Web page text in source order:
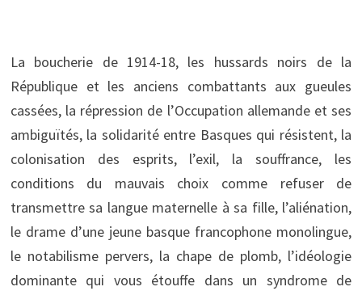
La boucherie de 1914-18, les hussards noirs de la
République et les anciens combattants aux gueules
cassées, la répression de l’Occupation allemande et ses
ambiguïtés, la solidarité entre Basques qui résistent, la
colonisation des esprits, l’exil, la souffrance, les
conditions du mauvais choix comme refuser de
transmettre sa langue maternelle à sa fille, l’aliénation,
le drame d’une jeune basque francophone monolingue,
le notabilisme pervers, la chape de plomb, l’idéologie
dominante qui vous étouffe dans un syndrome de